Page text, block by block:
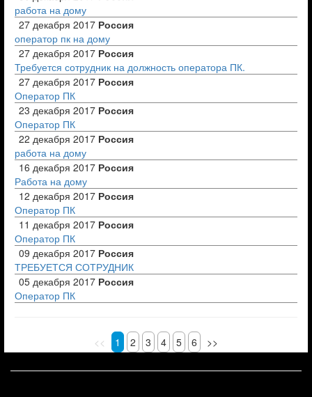
работа на дому
27 декабря 2017 Россия
оператор пк на дому
27 декабря 2017 Россия
Требуется сотрудник на должность оператора ПК.
27 декабря 2017 Россия
Оператор ПК
23 декабря 2017 Россия
Оператор ПК
22 декабря 2017 Россия
работа на дому
16 декабря 2017 Россия
Работа на дому
12 декабря 2017 Россия
Оператор ПК
11 декабря 2017 Россия
Оператор ПК
09 декабря 2017 Россия
ТРЕБУЕТСЯ СОТРУДНИК
05 декабря 2017 Россия
Оператор ПК
<< 1 2 3 4 5 6 >>